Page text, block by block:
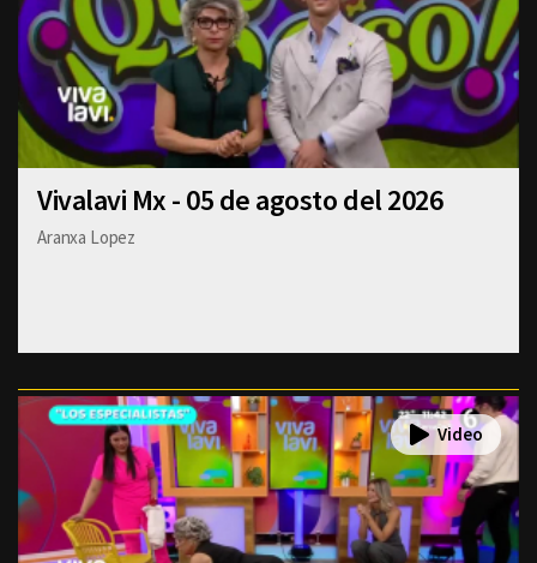
Vivalavi Mx - 05 de agosto del 2026
Aranxa Lopez